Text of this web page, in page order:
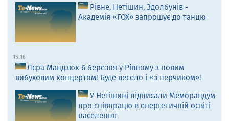
Рівне, Нетішин, Здолбунів -
Академія «FOX» запрошує до танцю
15:16
Лєра Мандзюк 6 березня у Рівному з новим
вибуховим концертом! Буде весело і «з перчиком»!
У Нетішині підписали Меморандум
про співпрацю в енергетичній освіті
населення